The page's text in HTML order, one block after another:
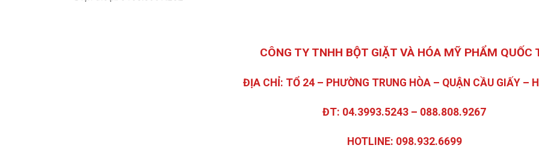
CÔNG TY TNHH BỘT GIẶT VÀ HÓA MỸ PHẨM QUỐC
ĐỊA CHỈ: TỔ 24 – PHƯỜNG TRUNG HÒA – QUẬN CẦU GIẤY –
ĐT: 04.3993.5243 – 088.808.9267
HOTLINE: 098.932.6699